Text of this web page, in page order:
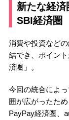
新たな経
SBI経済圏
消費や投資など
結でき、ポイン
済圏」。
今回の統合によ
囲が広がったた
PayPay経済圏、